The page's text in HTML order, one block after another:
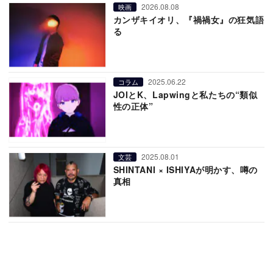
映画 2026.08.08
カンザキイオリ、『禍禍女』の狂気語
る
コラム 2025.06.22
JOIとK、Lapwingと私たちの“類似
性の正体”
文芸 2025.08.01
SHINTANI × ISHIYAが明かす、噂の
真相